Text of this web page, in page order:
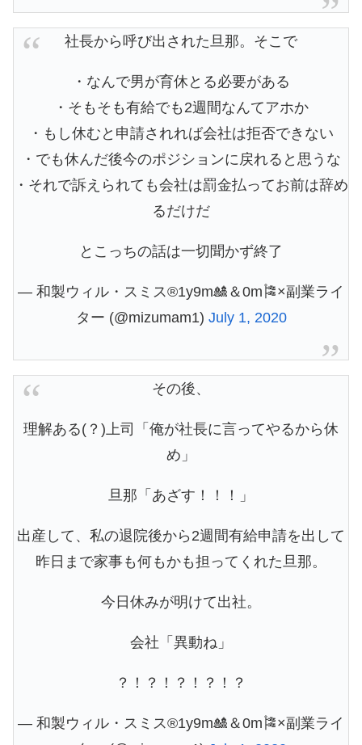
社長から呼び出された旦那。そこで
・なんで男が育休とる必要がある
・そもそも有給でも2週間なんてアホか
・もし休むと申請されれば会社は拒否できない
・でも休んだ後今のポジションに戻れると思うな
・それで訴えられても会社は罰金払ってお前は辞め
るだけだ
とこっちの話は一切聞かず終了
— 和製ウィル・スミス®1y9m🎎＆0m🎏×副業ライ
ター (@mizumam1) July 1, 2020
その後、
理解ある(？)上司「俺が社長に言ってやるから休
め」
旦那「あざす！！！」
出産して、私の退院後から2週間有給申請を出して
昨日まで家事も何もかも担ってくれた旦那。
今日休みが明けて出社。
会社「異動ね」
？！？！？！？！？
— 和製ウィル・スミス®1y9m🎎＆0m🎏×副業ライ